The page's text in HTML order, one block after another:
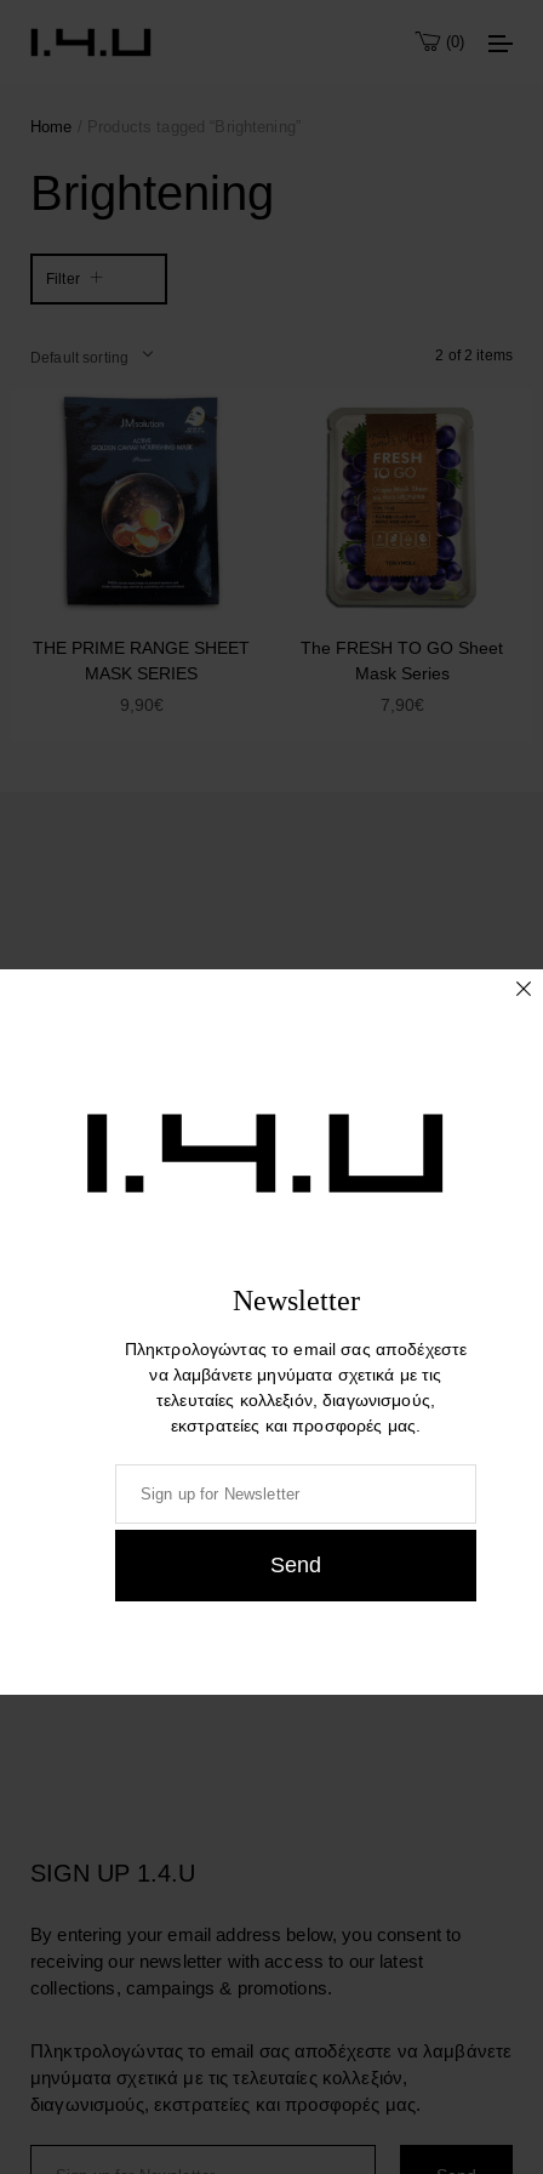
0
Home / Products tagged “Brightening”
Brightening
Filter
2 of 2 items
Default sorting
THE PRIME RANGE SHEET
MASK SERIES
9,90€
The FRESH TO GO Sheet
Mask Series
7,90€
Privacy & Policy
Returns
SIGN UP 1.4.U
By entering your email address below, you consent to
receiving our newsletter with access to our latest
collections, campaings & promotions.
Πληκτρολογώντας το email σας αποδέχεστε να λαμβάνετε
μηνύματα σχετικά με τις τελευταίες κολλεξιόν,
διαγωνισμούς, εκστρατείες και προσφορές μας.
Newsletter
Πληκτρολογώντας το email σας αποδέχεστε
να λαμβάνετε μηνύματα σχετικά με τις
τελευταίες κολλεξιόν, διαγωνισμούς,
εκστρατείες και προσφορές μας.